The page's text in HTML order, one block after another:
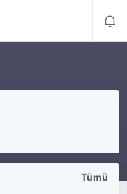
Tümü